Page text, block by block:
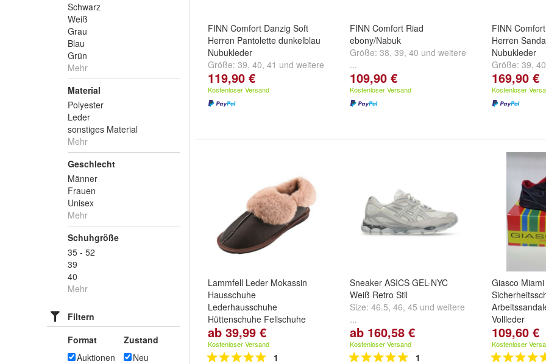
Schwarz
Weiß
Grau
Blau
Grün
Mehr
Material
Polyester
Leder
sonstiges Material
Mehr
Geschlecht
Männer
Frauen
Unisex
Mehr
Schuhgröße
35 - 52
39
40
Mehr
Filtern
Format
Auktionen
Zustand
Neu
FINN Comfort Danzig Soft
Herren Pantolette dunkelblau
Nubukleder
Größe: 39, 40, 41 und weitere
...
119,90 €
Kostenloser Versand
FINN Comfort Riad
ebony/Nabuk
Größe: 38, 39, 40 und weitere
...
109,90 €
Kostenloser Versand
FINN
Herren
Nubukleder
Größe: 39, 40
...
169,90 €
Kostenloser
Lammfell Leder Mokassin
Hausschuhe
Lederhausschuhe
Hüttenschuhe Fellschuhe
braun
Größe:36,37,38
...
ab 39,99 €
Kostenloser Versand
1
Sneaker ASICS GEL-NYC
Weiß Retro Stil
Size: 46.5, 46, 45 und weitere
...
ab 160,58 €
Kostenloser Versand
1
Giasco
Vollleder
Größe:35 ,36
...
109,60 €
Kostenloser